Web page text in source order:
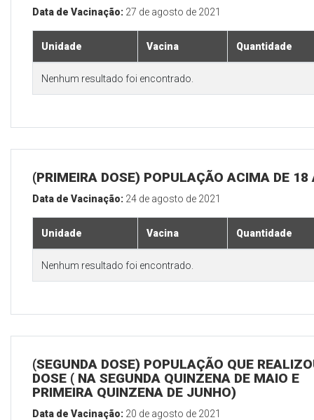
Data de Vacinação: 27 de agosto de 2021
Unidade Vacina Quantidade
Nenhum resultado foi encontrado.
(PRIMEIRA DOSE) POPULAÇÃO ACIMA DE 18
Data de Vacinação: 24 de agosto de 2021
Unidade Vacina Quantidade
Nenhum resultado foi encontrado.
(SEGUNDA DOSE) POPULAÇÃO QUE
DOSE ( NA SEGUNDA QUINZENA DE MAIO E
PRIMEIRA QUINZENA DE JUNHO)
Data de Vacinação: 20 de agosto de 2021